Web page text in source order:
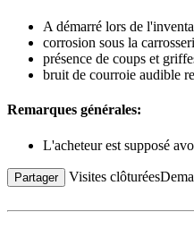
A démarré lors de
corrosion sous la
présence de coups et
bruit de courroie audible
Remarques générales:
L'acheteur est supposé
Partager Visites clôturées